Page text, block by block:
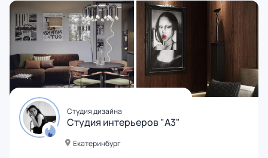
Студия дизайна
Студия интерьеров "А3"
Екатеринбург